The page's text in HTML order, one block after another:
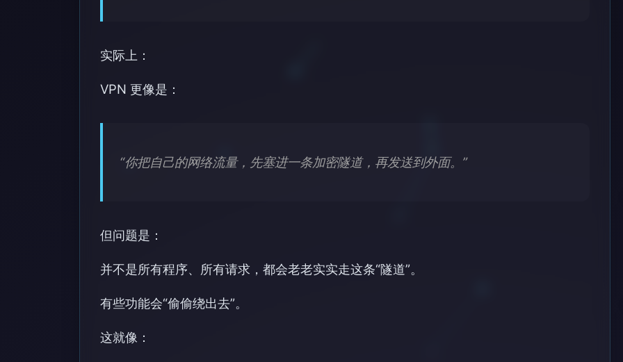
实际上：
VPN 更像是：
“你把自己的网络流量，先塞进一条加密隧道，再发送到外面。”
但问题是：
并不是所有程序、所有请求，都会老老实实走这条“隧道”。
有些功能会“偷偷绕出去”。
这就像：